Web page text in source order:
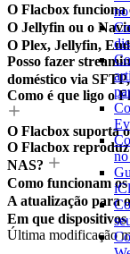
O Flacbox funciona
O Jellyfin ou o
O Plex, Jellyfin,
Posso fazer
doméstico via
Como é que ligo o
O Flacbox suporta
O Flacbox
NAS?
Como funcionam
A atualização para
Em que
Última modificação